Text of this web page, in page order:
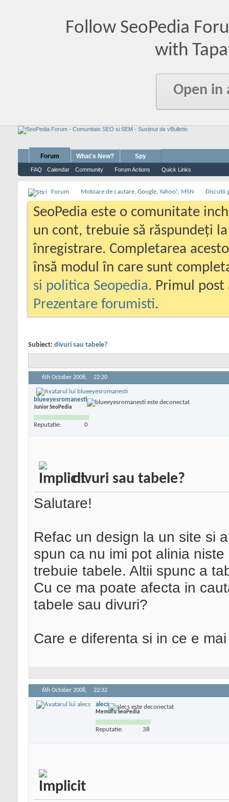
Follow SeoPedia
with
Open in
Forum
FAQ Calendar Community Forum Actions Quick Links
What's New? Spy
Forum Motoare de cautare. Google, Yahoo!, MSN Discutii
SeoPedia este o comunitate
un cont, trebuie să răspundeți
înregistrare. Completarea
însă modul în care sunt
si politica Seopedia. Primul
Prezentare forumisti.
Subiect: divuri sau tabele?
6th October 2008, 22:20
blueeyesromanesti
Junior SeoPedia
Reputatie: 0
divuri sau tabele?
Salutare!
Refac un design la un site si
spun ca nu imi pot alinia
trebuie tabele. Altii spunc a
Cu ce ma poate afecta in
tabele sau divuri?
Care e diferenta si in ce e
6th October 2008, 22:32
alecs
Membru SeoPedia
Reputatie: 38